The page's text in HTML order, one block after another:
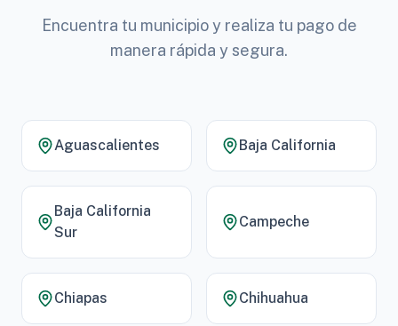
Encuentra tu municipio y realiza tu pago de
manera rápida y segura.
Aguascalientes Baja California
Baja California
Sur
Campeche
Chiapas Chihuahua